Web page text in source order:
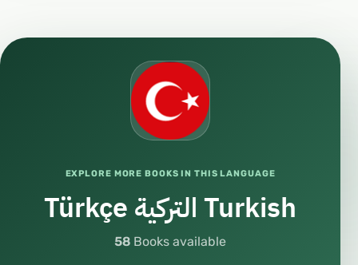
EXPLORE MORE BOOKS IN THIS LANGUAGE
Türkçe التركية Turkish
58 Books available